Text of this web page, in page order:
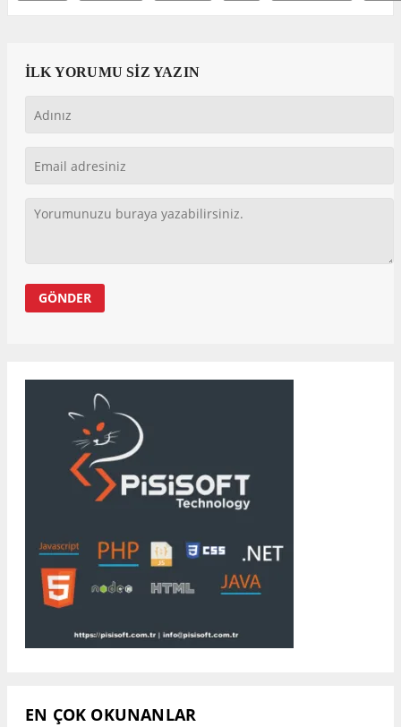
İLK YORUMU SİZ YAZIN
EN ÇOK OKUNANLAR